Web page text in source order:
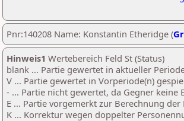
Pnr:140208 Name: Konstantin Etheridge (
Hinweis1 Wertebereich Feld St (Status)
blank ... Partie gewertet in aktueller
V ... Partie gewertet in Vorperiode(n)
- ... Partie nicht gewertet, da Gegner keine
E ... Partie vorgemerkt zur Berechnung
K ... Korrektur wegen doppelter